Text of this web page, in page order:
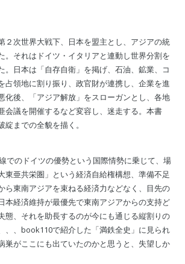
２次世界大戦下、日本を盟主とし、アジアの統
。それはドイツ・イタリアと連動し世界分割を
。日本は「自存自衛」を掲げ、石油、鉱業、コ
占領地に割り振り、政官財が連携し、企業を進
化後、「アジア解放」をスローガンとし、各地
会議を開催するなど変容し、迷走する。本書
までの全貌を描く。
でのドイツの優勢という国際情勢に乗じて、場
東亜共栄圏」という経済自給権構想、準備不足
ら東南アジアを束ねる経済力などなく、目先の
本経済維持が最優先で東南アジアからの支持ど
態、それを助長するのが今にも通じる縦割りの
、、book110で紹介した「満鉄全史」に見られ
巣がここにも出ていたのかと思うと、失望しか